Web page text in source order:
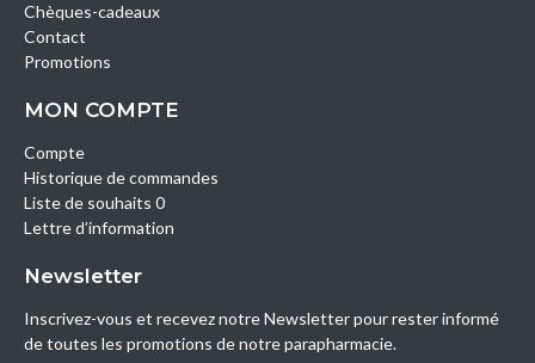
Chèques-cadeaux
Contact
Promotions
MON COMPTE
Compte
Historique de commandes
Liste de souhaits 0
Lettre d’information
Newsletter
Inscrivez-vous et recevez notre Newsletter pour rester informé
de toutes les promotions de notre parapharmacie.